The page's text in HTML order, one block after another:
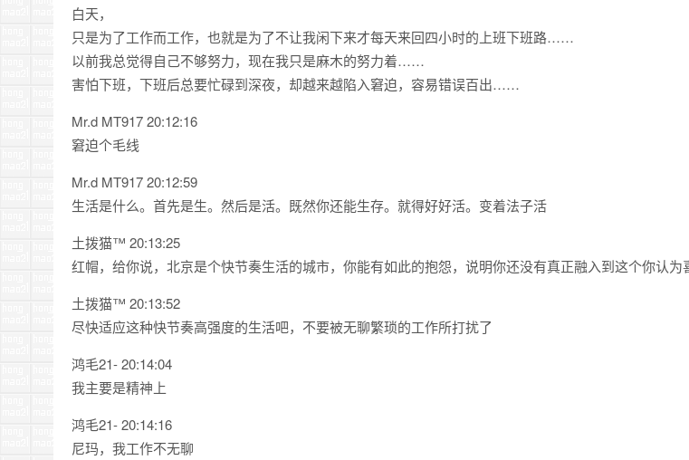
白天，
只是为了工作而工作，也就是为了不让我闲下来才每天来回四小时的上班下班路……
以前我总觉得自己不够努力，现在我只是麻木的努力着……
害怕下班，下班后总要忙碌到深夜，却越来越陷入窘迫，容易错误百出……
Mr.d MT917 20:12:16
窘迫个毛线
Mr.d MT917 20:12:59
生活是什么。首先是生。然后是活。既然你还能生存。就得好好活。变着法子活
土拨猫™ 20:13:25
红帽，给你说，北京是个快节奏生活的城市，你能有如此的抱怨，说明你还没有真正融入到这个你认为
土拨猫™ 20:13:52
尽快适应这种快节奏高强度的生活吧，不要被无聊繁琐的工作所打扰了
鸿毛21- 20:14:04
我主要是精神上
鸿毛21- 20:14:16
尼玛，我工作不无聊